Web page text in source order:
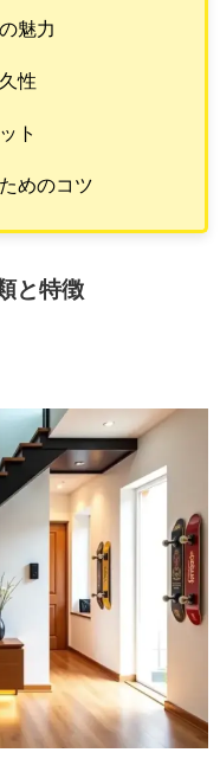
魅力
性
ト
めのコツ
と特徴